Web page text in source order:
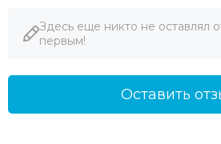
Здесь еще никто не оставлял
первым!
Оставить